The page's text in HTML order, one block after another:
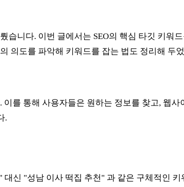
니다. 이번 글에서는 SEO의 핵심 타깃 키워
의도를 파악해 키워드를 잡는 법도 정리해 두
를 통해 사용자들은 원하는 정보를 찾고, 웹
.
신 "성남 이사 떡집 추천" 과 같은 구체적인